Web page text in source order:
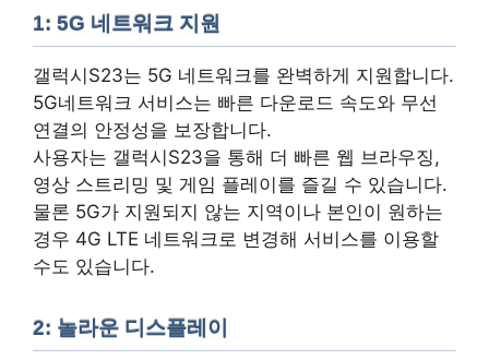
1: 5G 네트워크 지원
갤럭시S23는 5G 네트워크를 완벽하게 지원합니다.
5G네트워크 서비스는 빠른 다운로드 속도와 무선
연결의 안정성을 보장합니다.
사용자는 갤럭시S23을 통해 더 빠른 웹 브라우징,
영상 스트리밍 및 게임 플레이를 즐길 수 있습니다.
물론 5G가 지원되지 않는 지역이나 본인이 원하는
경우 4G LTE 네트워크로 변경해 서비스를 이용할
수도 있습니다.
2: 놀라운 디스플레이